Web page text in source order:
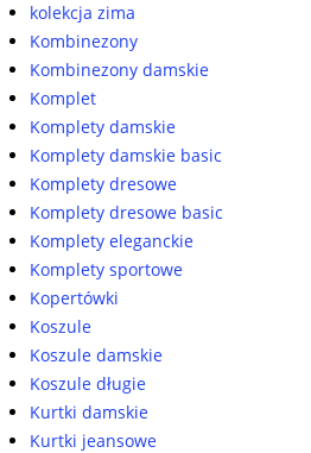
kolekcja zima
Kombinezony
Kombinezony damskie
Komplet
Komplety damskie
Komplety damskie basic
Komplety dresowe
Komplety dresowe basic
Komplety eleganckie
Komplety sportowe
Kopertówki
Koszule
Koszule damskie
Koszule długie
Kurtki damskie
Kurtki jeansowe